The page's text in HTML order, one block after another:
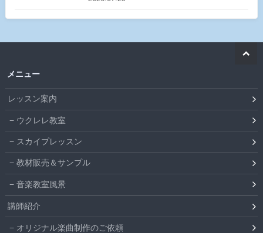
メニュー
レッスン案内
ウクレレ教室
スカイプレッスン
教材販売＆サンプル
音楽教室風景
講師紹介
オリジナル楽曲制作のご依頼